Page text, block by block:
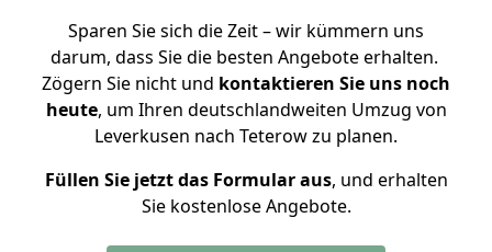
Sparen Sie sich die Zeit – wir kümmern uns
darum, dass Sie die besten Angebote erhalten.
Zögern Sie nicht und kontaktieren Sie uns noch
heute, um Ihren deutschlandweiten Umzug von
Leverkusen nach Teterow zu planen.
Füllen Sie jetzt das Formular aus, und erhalten
Sie kostenlose Angebote.